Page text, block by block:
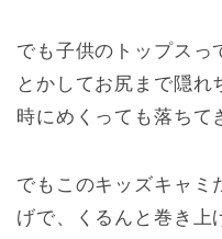
でも子供のトップスっ
とかしてお尻まで隠れ
時にめくっても落ちて
でもこのキッズキャミ
げで、くるんと巻き上